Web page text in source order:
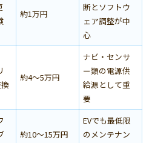
約1万円
断とソフトウ
ェア調整が中
心
約4〜5万円
ナビ・センサ
ー類の電源供
給源として重
要
約10〜15万円
EVでも最低限
のメンテナン